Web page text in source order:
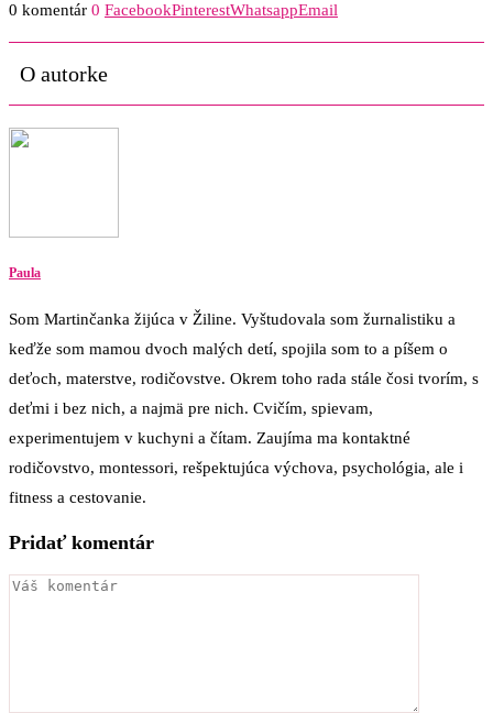
0 komentár 0 FacebookPinterestWhatsappEmail
O autorke
Paula
Som Martinčanka žijúca v Žiline. Vyštudovala som žurnalistiku a
keďže som mamou dvoch malých detí, spojila som to a píšem o
deťoch, materstve, rodičovstve. Okrem toho rada stále čosi tvorím, s
deťmi i bez nich, a najmä pre nich. Cvičím, spievam,
experimentujem v kuchyni a čítam. Zaujíma ma kontaktné
rodičovstvo, montessori, rešpektujúca výchova, psychológia, ale i
fitness a cestovanie.
Pridať komentár